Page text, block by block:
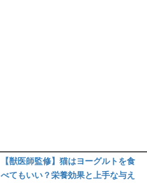
【獣医師監修】猫はヨーグルトを食
べてもいい？栄養効果と上手な与え